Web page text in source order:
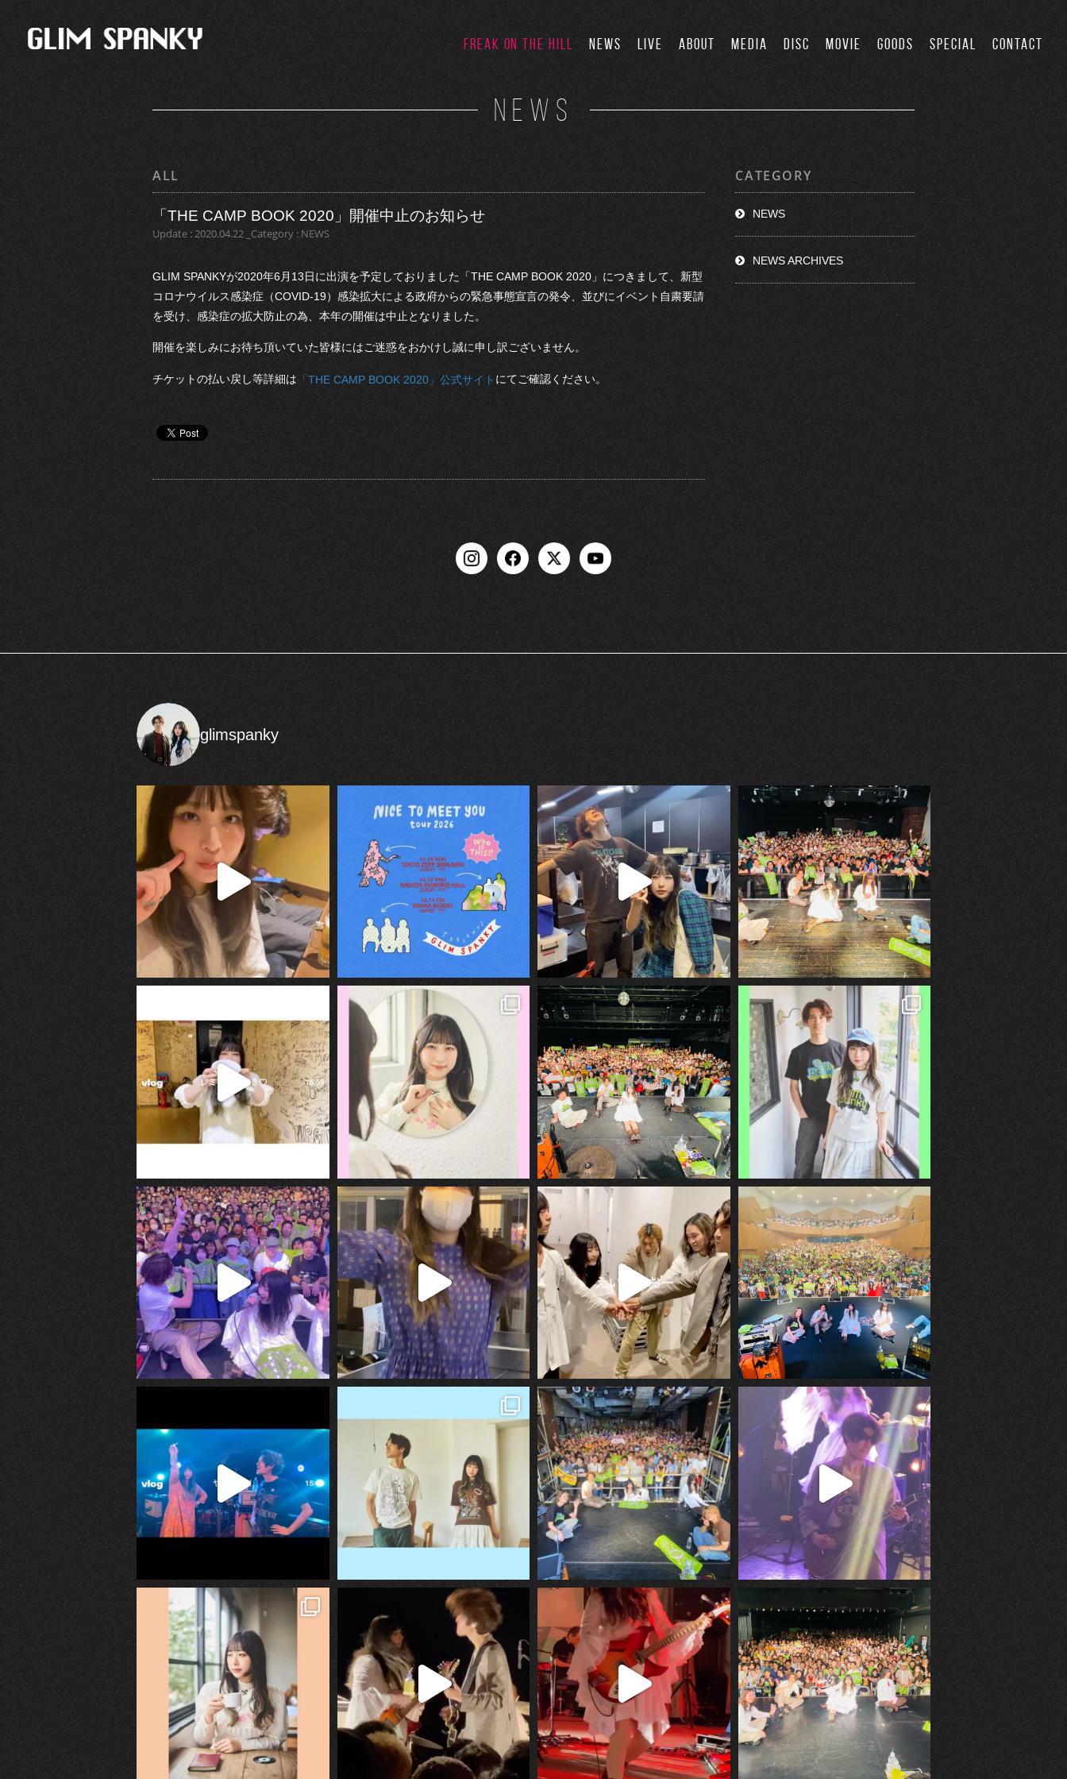
FREAK ON THE HILL NEWS LIVE ABOUT MEDIA DISC MOVIE GOODS SPECIAL CONTACT
NEWS
ALL
「THE CAMP BOOK 2020」開催中止のお知らせ
Update : 2020.04.22 _Category : NEWS
GLIM SPANKYが2020年6月13日に出演を予定しておりました「THE CAMP BOOK 2020」につきまして、新型
コロナウイルス感染症（COVID-19）感染拡大による政府からの緊急事態宣言の発令、並びにイベント自粛要請
を受け、感染症の拡大防止の為、本年の開催は中止となりました。
開催を楽しみにお待ち頂いていた皆様にはご迷惑をおかけし誠に申し訳ございません。
チケットの払い戻し等詳細は 「THE CAMP BOOK 2020」公式サイト にてご確認ください。
CATEGORY
NEWS
NEWS ARCHIVES
glimspanky